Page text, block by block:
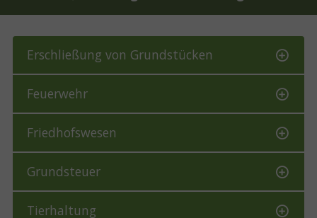
Erschließung von Grundstücken
Feuerwehr
Friedhofswesen
Grundsteuer
Tierhaltung